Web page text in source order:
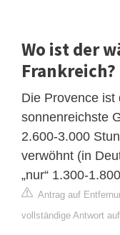
Wo ist der
Frankreich?
Die Provence ist
sonnenreichste
2.600-3.000
verwöhnt (in
„nur“ 1.300-
Antrag auf
vollständige Antwort